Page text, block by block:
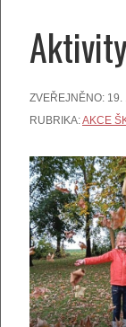
ZVEŘEJNĚNO: 19.
RUBRIKA:AKCE